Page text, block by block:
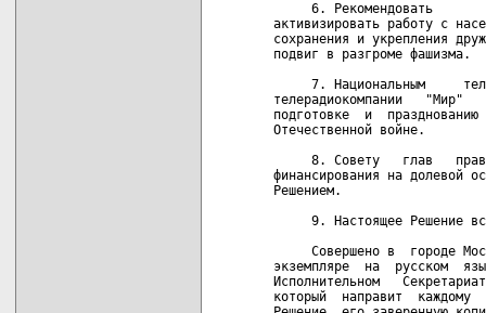
6. Рекомендовать
активизировать работу с
сохранения и укрепления
подвиг в разгроме фашизма.
7. Национальным
телерадиокомпании   "Мир"
подготовке  и
Отечественной войне.
8. Совету   глав
финансирования на долевой
Решением.
9. Настоящее Решение
Совершено в  городе
экземпляре  на  русском
Исполнительном
который  направит  каждому